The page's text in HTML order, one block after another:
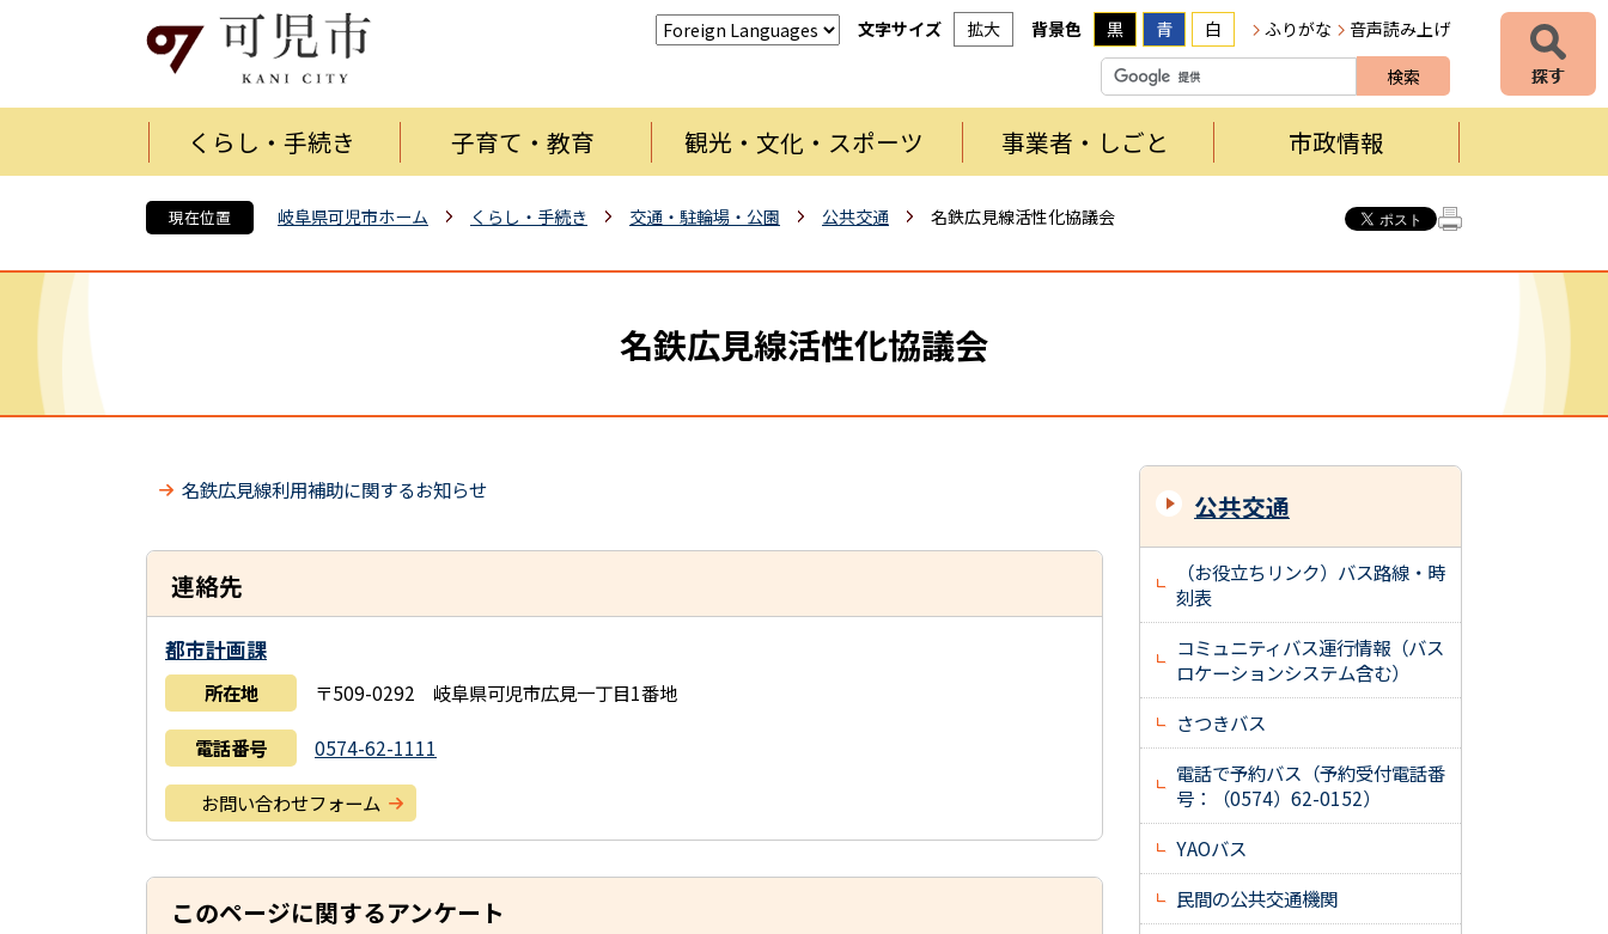
文字サイズ 拡大 背景色 黒 青 白 ふりがな 音声読み上げ
くらし・手続き 子育て・教育 観光・文化・スポーツ 事業者・しごと 市政情報
現在位置 岐阜県可児市ホーム くらし・手続き 交通・駐輪場・公園 公共交通 名鉄広見線活性化協議会
名鉄広見線活性化協議会
名鉄広見線利用補助に関するお知らせ
連絡先
都市計画課
所在地 〒509-0292 岐阜県可児市広見一丁目1番地
電話番号 0574-62-1111
お問い合わせフォーム
このページに関するアンケート
公共交通
（お役立ちリンク）バス路線・時
刻表
コミュニティバス運行情報（バス
ロケーションシステム含む）
さつきバス
電話で予約バス（予約受付電話番
号：（0574）62-0152）
YAOバス
民間の公共交通機関